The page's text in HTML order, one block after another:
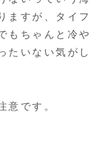
ますが、タイフ
もちゃんと冷や
たいない気がし
意です。